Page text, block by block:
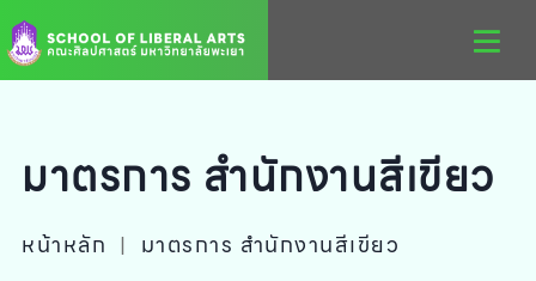
มาตรการ สำนักงานสีเขียว
หน้าหลัก | มาตรการ สำนักงานสีเขียว